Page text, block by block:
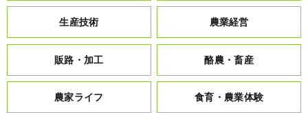
生産技術 農業経営
販路・加工 酪農・畜産
農家ライフ 食育・農業体験